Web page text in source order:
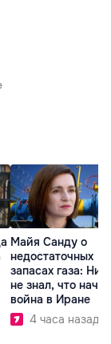
Майя Санду о
недостаточных
запасах газа:
не знал, что
война в Иране
4 часа назад